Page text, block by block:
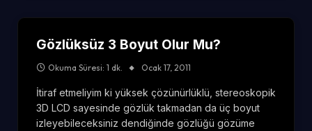
Gözlüksüz 3 Boyut Olur Mu?
Okuma Süresi: 1 dk. Ocak 17, 2011
İtiraf etmeliyim ki yüksek çözünürlüklü, stereoskopik
3D LCD sayesinde gözlük takmadan da üç boyut
izleyebileceksiniz dendiğinde gözlüğü gözüme